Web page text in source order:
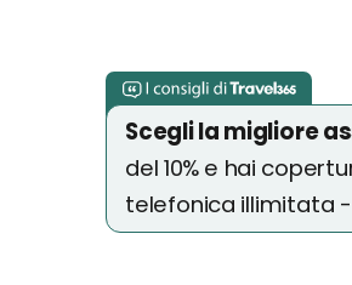
Scegli la migliore
del 10% e hai
telefonica illimitata -